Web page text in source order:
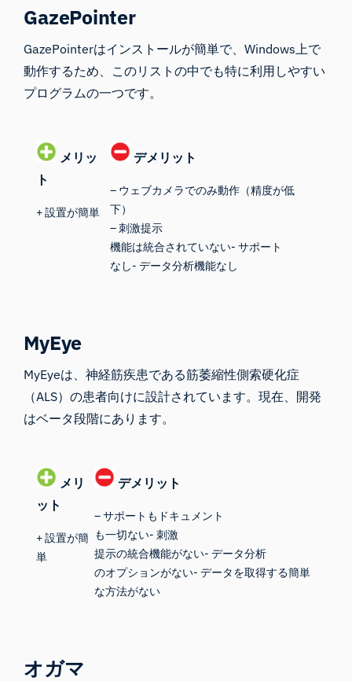
GazePointer
GazePointerはインストールが簡単で、Windows上で
動作するため、このリストの中でも特に利用しやすい
プログラムの一つです。
メリッ
ト
+ 設置が簡単
デメリット
– ウェブカメラでのみ動作（精度が低
下）
– 刺激提示
機能は統合されていない- サポート
なし- データ分析機能なし
MyEye
MyEyeは、神経筋疾患である筋萎縮性側索硬化症
（ALS）の患者向けに設計されています。現在、開発
はベータ段階にあります。
メリ
ット
+ 設置が簡
単
デメリット
– サポートもドキュメント
も一切ない- 刺激
提示の統合機能がない- データ分析
のオプションがない- データを取得する簡単
な方法がない
オガマ